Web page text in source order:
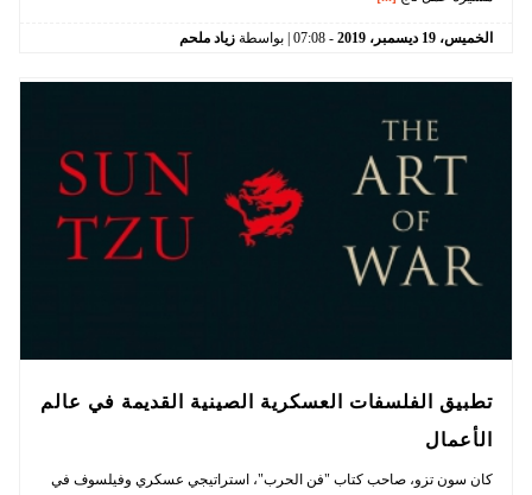
الخميس، 19 ديسمبر، 2019
-
07:08 | بواسطة زياد ملحم
تطبيق الفلسفات العسكرية الصينية القديمة في عالم
الأعمال
كان سون تزو، صاحب كتاب "فن الحرب"، استراتيجي عسكري وفيلسوف في